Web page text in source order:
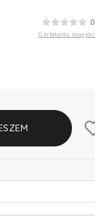
0
0 értékelés alapján